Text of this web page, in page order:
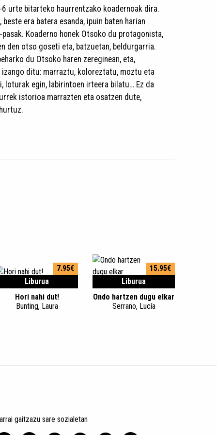
6 urte bitarteko haurrentzako koadernoak dira.
era batera esanda, ipuin baten harian
Koaderno honek Otsoko du protagonista,
den otso goseti eta, batzuetan, beldurgarria.
du Otsoko haren zereginean, eta,
izango ditu: marraztu, koloreztatu, moztu eta
loturak egin, labirintoen irteera bilatu… Ez da
istorioa marrazten eta osatzen dute,
Liburua
7.95€
Hori nahi dut!
Bunting, Laura
Liburua
15.95€
Ondo hartzen dugu elkar
Serrano, Lucía
gaitzazu sare sozialetan